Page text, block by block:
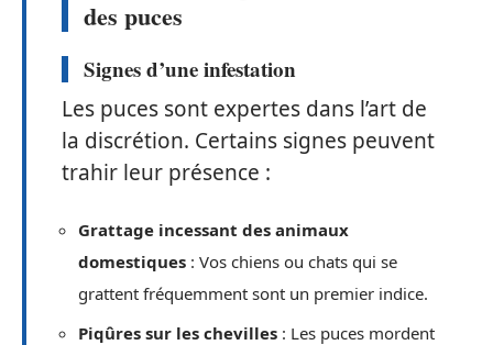
des puces
Signes d’une infestation
Les puces sont expertes dans l’art de
la discrétion. Certains signes peuvent
trahir leur présence :
Grattage incessant des animaux
domestiques : Vos chiens ou chats qui se
grattent fréquemment sont un premier indice.
Piqûres sur les chevilles : Les puces mordent